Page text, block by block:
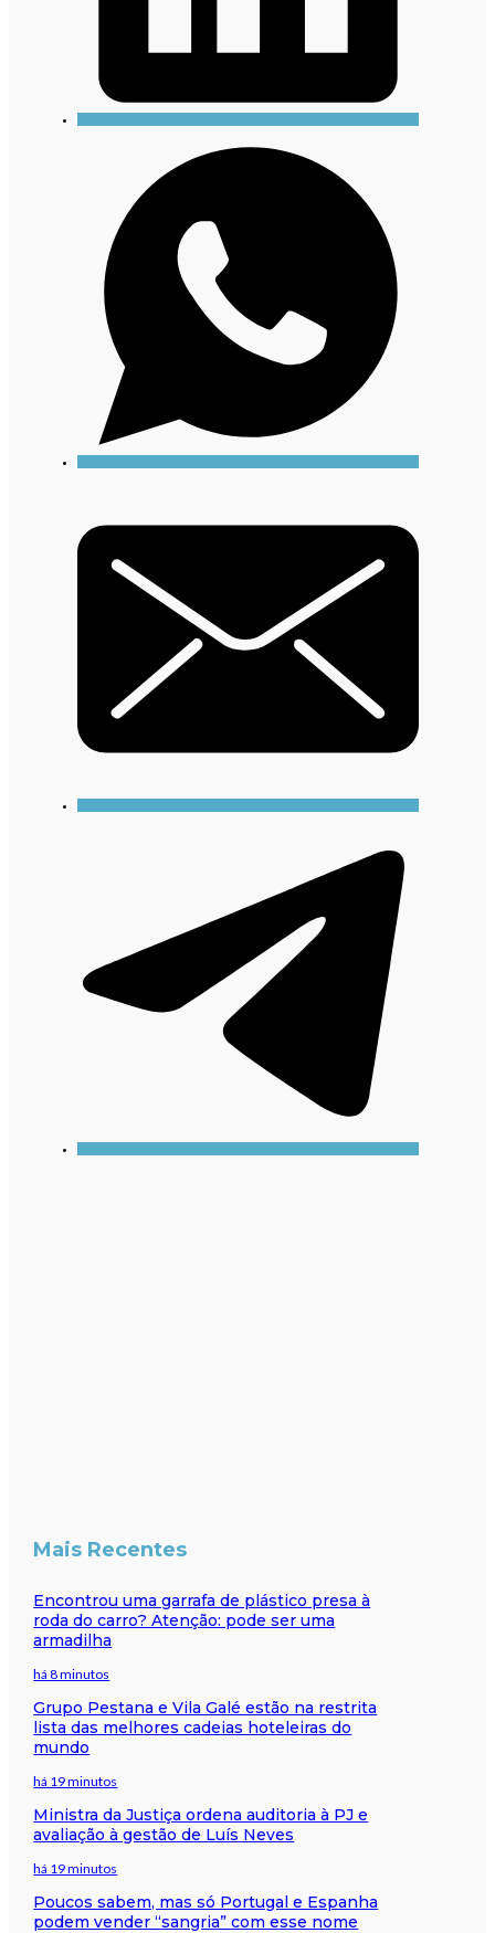
Mais Recentes
Encontrou uma garrafa de plástico presa à
roda do carro? Atenção: pode ser uma
armadilha
há 8 minutos
Grupo Pestana e Vila Galé estão na restrita
lista das melhores cadeias hoteleiras do
mundo
há 19 minutos
Ministra da Justiça ordena auditoria à PJ e
avaliação à gestão de Luís Neves
há 19 minutos
Poucos sabem, mas só Portugal e Espanha
podem vender “sangria” com esse nome